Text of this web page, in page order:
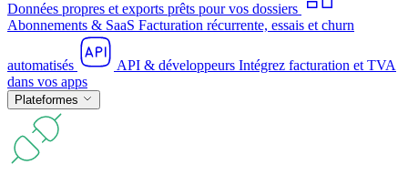
Données propres et exports prêts pour vos dossiers
Abonnements & SaaS Facturation récurrente, essais et churn
automatisés API & développeurs Intégrez facturation et TVA
dans vos apps
Plateformes